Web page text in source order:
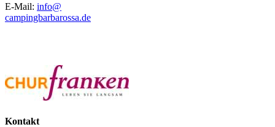
E-Mail: info@
campingbarbarossa.de
Kontakt